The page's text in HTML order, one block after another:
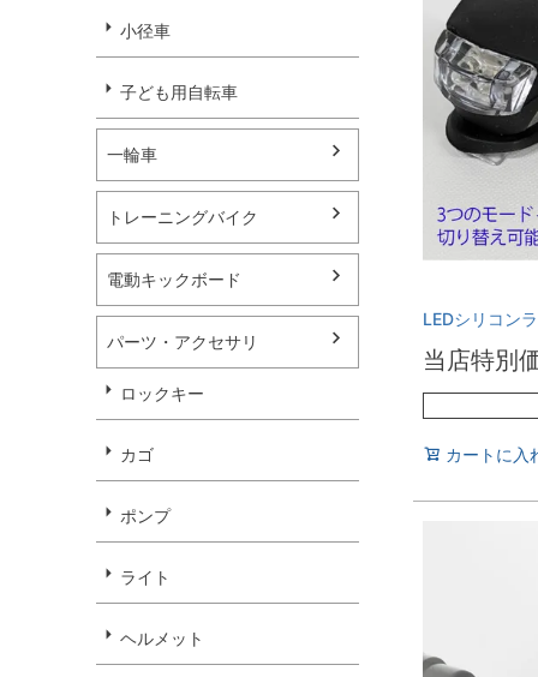
小径車
子ども用自転車
一輪車
トレーニングバイク
電動キックボード
パーツ・アクセサリ
ロックキー
カゴ
ポンプ
ライト
ヘルメット
LEDシリコン
当店特別
カートに入